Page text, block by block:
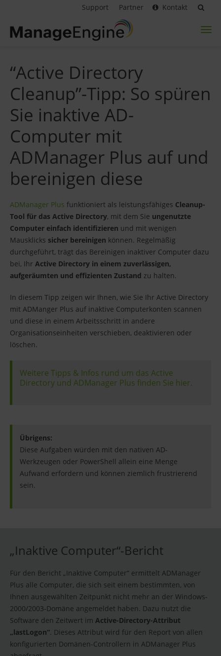
Support Partner Kontakt
“Active Directory
Cleanup”-Tipp: So spüren
Sie inaktive AD-
Computer mit
ADManager Plus auf und
bereinigen diese
ADManager Plus funktioniert als leistungsfähiges Cleanup-
Tool für das Active Directory, mit dem Sie ungenutzte
Computer einfach identifizieren und mit wenigen
Mausklicks sicher bereinigen können. Regelmäßig
durchgeführt, trägt das Bereinigen inaktiver Computer dazu
bei, Ihr Active Directory in einem zuverlässigen,
aufgeräumten und effizienten Zustand zu halten.
In diesem Tipp zeigen wir Ihnen, wie Sie Ihr Active Directory
mit ADManger Plus auf inaktive Computerkonten scannen
und diese in einem Arbeitsschritt in andere
Organisationseinheiten verschieben, deaktivieren oder
löschen.
Weitere Tipps & Infos rund um das Active
Directory und ADManager Plus finden Sie hier.
Übrigens:
Diese Aufgaben würden mit den nativen AD-
Werkzeugen oder PowerShell allein eine Menge
Aufwand erfordern und können ziemlich frustrierend
sein.
„Inaktive Computer“-Bericht
Für den Bericht „Inaktive Computer“ ermittelt ADManager
Plus alle Computer, die sich seit einem bestimmten, von
Ihnen ausgewählten Zeitpunkt nicht mehr an der Windows-
2000/2003-Domäne angemeldet haben. Dazu nutzt die
Software den Zeitwert im Active-Directory-Attribut
„lastLogon“. Dieses Attribut wird für den Report von allen
konfigurierten Domänen-Controllern in ADManager Plus